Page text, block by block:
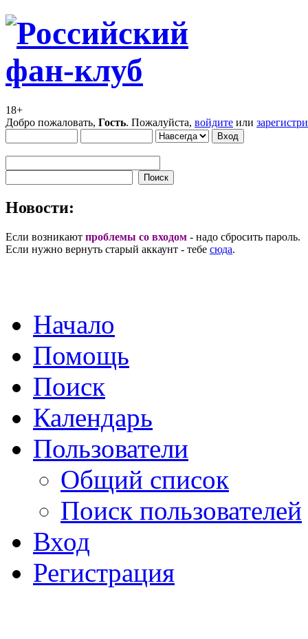
18+
Добро пожаловать, Гость. Пожалуйста, войдите или
Новости:
Если возникают проблемы со входом - надо сбросить пароль.
Если нужно вернуть старый аккаунт - тебе сюда.
Начало
Помощь
Поиск
Календарь
Пользователи
Общий список
Поиск пользователей
Вход
Регистрация